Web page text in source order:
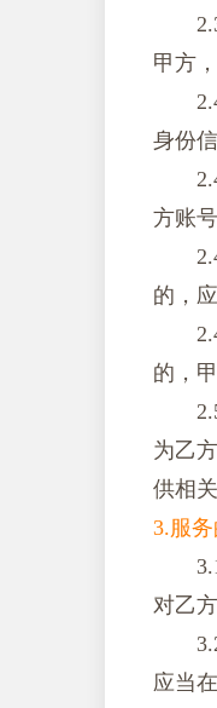
甲方
身份
方账
的，
的，
为乙
供相
3.服
对乙
应当